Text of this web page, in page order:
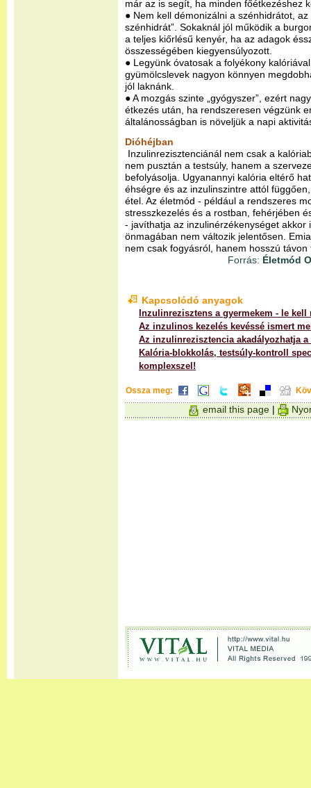
már az is segít, ha minden főétkezéshez
● Nem kell démonizálni a szénhidrátot,
szénhidrát”. Sokaknál jól működik a
a teljes kiőrlésű kenyér, ha az adagok
összességében kiegyensúlyozott.
● Legyünk óvatosak a folyékony
gyümölcslevek nagyon könnyen
jól laknánk.
● A mozgás szinte „gyógyszer”, ezért
étkezés után, ha rendszeresen végzünk
általánosságban is növeljük a napi
Dióhéjban
Inzulinrezisztenciánál nem csak a
nem pusztán a testsúly, hanem a
befolyásolja. Ugyanannyi kalória eltérő
éhségre és az inzulinszintre attól
étel. Az életmód - például a rendszeres
stresszkezelés és a rostban, fehérjében
- javíthatja az inzulinérzékenységet akkor
önmagában nem változik jelentősen.
nem csak fogyásról, hanem hosszú
Forrás: Életmód
Kapcsolódó anyagok
Inzulinrezisztens a gyermekem - le
Az inzulinos kezelés kevéssé ismert
Az inzulinrezisztencia akadályozhatja a
Kalória-blokkolás, testsúly-kontroll
komplexszel!
Ossza meg:
email this page|